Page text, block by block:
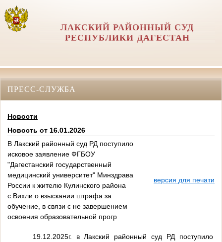
ЛАКСКИЙ РАЙОННЫЙ СУД
РЕСПУБЛИКИ ДАГЕСТАН
ПРЕСС-СЛУЖБА
Новости
Новость от 16.01.2026
В Лакский районный суд РД поступило
исковое заявление ФГБОУ
"Дагестанский государственный
медицинский университет" Минздрава
России к жителю Кулинского района
с.Вихли о взыскании штрафа за
обучение, в связи с не завершением
освоения образовательной прогр
версия для печати
19.12.2025г. в Лакский районный суд РД поступило